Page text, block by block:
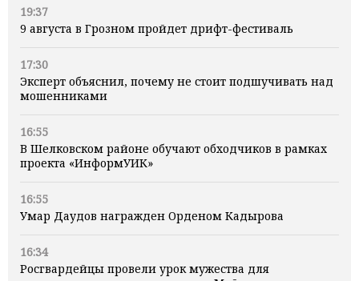
19:37
9 августа в Грозном пройдет дрифт-фестиваль
17:30
Эксперт объяснил, почему не стоит подшучивать над
мошенниками
16:55
В Шелковском районе обучают обходчиков в рамках
проекта «ИнформУИК»
16:55
Умар Даудов награжден Орденом Кадырова
16:34
Росгвардейцы провели урок мужества для